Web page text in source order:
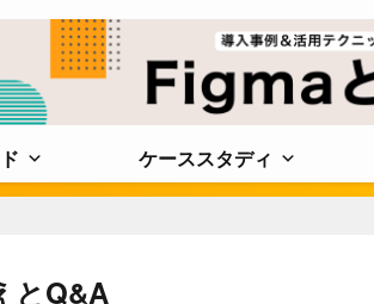
ケーススタディ
とQ&A